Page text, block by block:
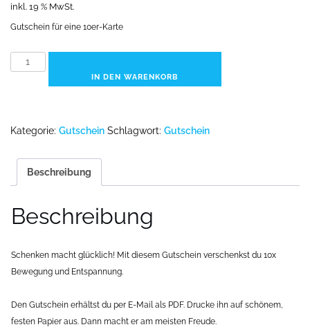
inkl. 19 % MwSt.
Gutschein für eine 10er-Karte
Gutschein
Karte
IN DEN WARENKORB
Kategorie: Gutschein Schlagwort: Gutschein
Beschreibung
Beschreibung
Schenken macht glücklich! Mit diesem Gutschein verschenkst du 10x
Bewegung und Entspannung.
Den Gutschein erhältst du per E-Mail als PDF. Drucke ihn auf schönem,
festen Papier aus. Dann macht er am meisten Freude.